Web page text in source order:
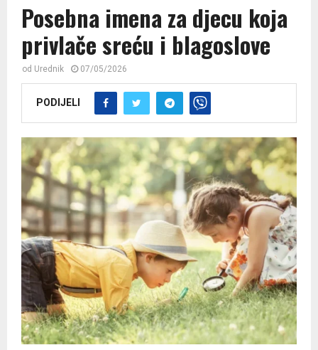
Posebna imena za djecu koja
privlače sreću i blagoslove
od Urednik 07/05/2026
PODIJELI